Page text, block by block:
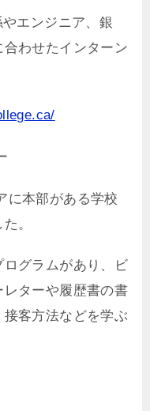
エンジニア、銀
わせたインターン
に本部がある学校
。
グラムがあり、ビ
ターや履歴書の書
客方法などを学ぶ